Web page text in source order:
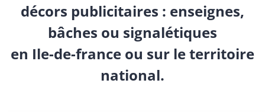
décors publicitaires : enseignes,
bâches ou signalétiques
en Ile-de-france ou sur le territoire
national.